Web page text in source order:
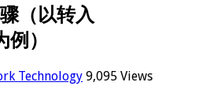
（以转入
）
Technology 9,095 Views